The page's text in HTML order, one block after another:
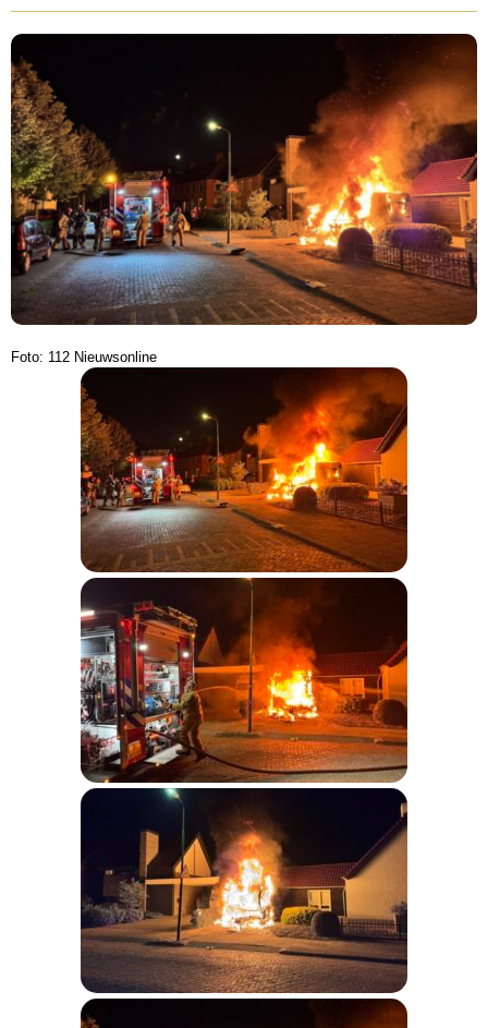
Foto: 112 Nieuwsonline